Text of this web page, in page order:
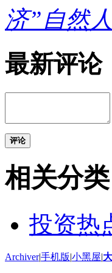
济”自然
最新评论
评论
相关分类
投资热
Archiver|手机版|小黑屋|